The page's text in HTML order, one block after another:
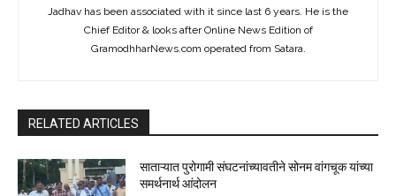
Jadhav has been associated with it since last 6 years. He is the
Chief Editor & looks after Online News Edition of
GramodhharNews.com operated from Satara.
RELATED ARTICLES
साताऱ्यात पुरोगामी संघटनांच्यावतीने सोनम वांगचूक यांच्या
समर्थनार्थ आंदोलन